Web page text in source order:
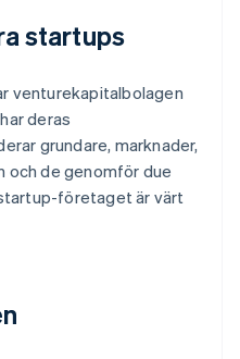
startups
venturekapitalbolagen
deras
grundare, marknader,
och de genomför due
företaget är värt